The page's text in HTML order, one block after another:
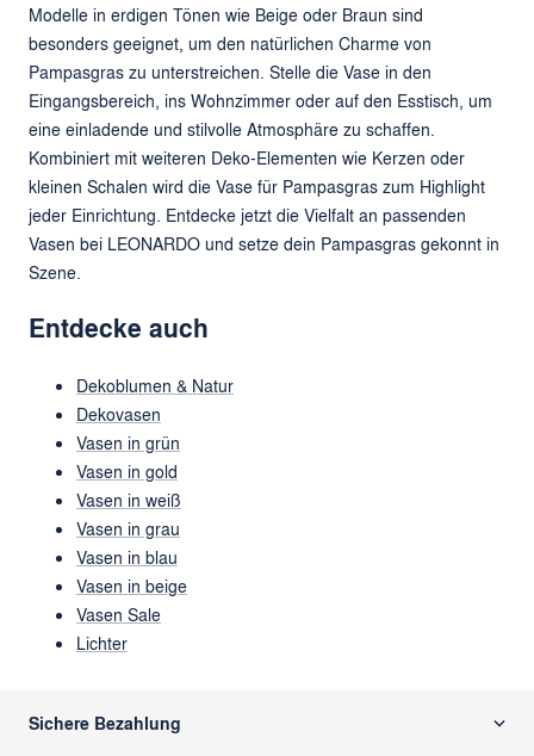
Modelle in erdigen Tönen wie Beige oder Braun sind
besonders geeignet, um den natürlichen Charme von
Pampasgras zu unterstreichen. Stelle die Vase in den
Eingangsbereich, ins Wohnzimmer oder auf den Esstisch, um
eine einladende und stilvolle Atmosphäre zu schaffen.
Kombiniert mit weiteren Deko-Elementen wie Kerzen oder
kleinen Schalen wird die Vase für Pampasgras zum Highlight
jeder Einrichtung. Entdecke jetzt die Vielfalt an passenden
Vasen bei LEONARDO und setze dein Pampasgras gekonnt in
Szene.
Entdecke auch
Dekoblumen & Natur
Dekovasen
Vasen in grün
Vasen in gold
Vasen in weiß
Vasen in grau
Vasen in blau
Vasen in beige
Vasen Sale
Lichter
Sichere Bezahlung